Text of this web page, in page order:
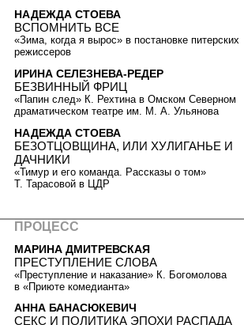
НАДЕЖДА СТОЕВА
ВСПОМНИТЬ ВСЕ
«Зима, когда я вырос» в постановке питерских
режиссеров
ИРИНА СЕЛЕЗНЕВА-РЕДЕР
БЕЗВИННЫЙ ФРИЦ
«Папин след» К. Рехтина в Омском Северном
драматическом театре им. М. А. Ульянова
НАДЕЖДА СТОЕВА
БЕЗОТЦОВЩИНА, ИЛИ ХУЛИГАНЬЕ И
ДАЧНИКИ
«Тимур и его команда. Рассказы о том»
Т. Тарасовой в ЦДР
ПРОЦЕСС
МАРИНА ДМИТРЕВСКАЯ
ПРЕСТУПЛЕНИЕ СЛОВА
«Преступление и наказание» К. Богомолова
в «Приюте комедианта»
АННА БАНАСЮКЕВИЧ
СЕКС И ПОЛИТИКА ЭПОХИ РАСПАДА